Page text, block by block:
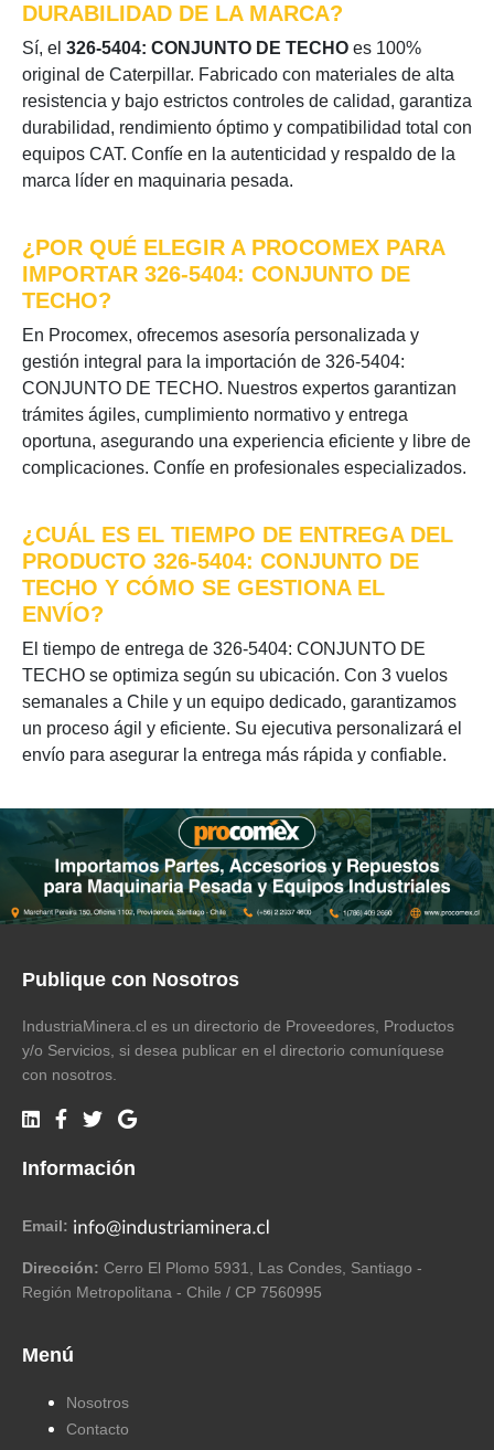
DURABILIDAD DE LA MARCA?
Sí, el 326-5404: CONJUNTO DE TECHO es 100%
original de Caterpillar. Fabricado con materiales de alta
resistencia y bajo estrictos controles de calidad, garantiza
durabilidad, rendimiento óptimo y compatibilidad total con
equipos CAT. Confíe en la autenticidad y respaldo de la
marca líder en maquinaria pesada.
¿POR QUÉ ELEGIR A PROCOMEX PARA
IMPORTAR 326-5404: CONJUNTO DE
TECHO?
En Procomex, ofrecemos asesoría personalizada y
gestión integral para la importación de 326-5404:
CONJUNTO DE TECHO. Nuestros expertos garantizan
trámites ágiles, cumplimiento normativo y entrega
oportuna, asegurando una experiencia eficiente y libre de
complicaciones. Confíe en profesionales especializados.
¿CUÁL ES EL TIEMPO DE ENTREGA DEL
PRODUCTO 326-5404: CONJUNTO DE
TECHO Y CÓMO SE GESTIONA EL
ENVÍO?
El tiempo de entrega de 326-5404: CONJUNTO DE
TECHO se optimiza según su ubicación. Con 3 vuelos
semanales a Chile y un equipo dedicado, garantizamos
un proceso ágil y eficiente. Su ejecutiva personalizará el
envío para asegurar la entrega más rápida y confiable.
Publique con Nosotros
IndustriaMinera.cl es un directorio de Proveedores, Productos
y/o Servicios, si desea publicar en el directorio comuníquese
con nosotros.
Información
Email:
Dirección: Cerro El Plomo 5931, Las Condes, Santiago -
Región Metropolitana - Chile / CP 7560995
Menú
Nosotros
Contacto